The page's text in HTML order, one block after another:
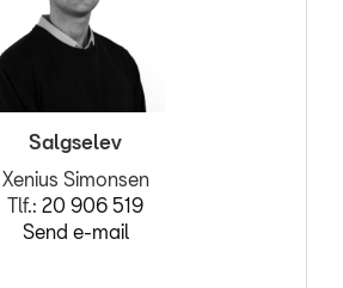
Salgselev
Xenius Simonsen
Tlf.: 20 906 519
Send e-mail